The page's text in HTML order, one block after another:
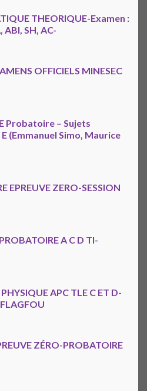
THEORIQUE-Examen :
ABI, SH, AC-
OFFICIELS MINESEC
Probatoire – Sujets
(Emmanuel Simo, Maurice
EPREUVE ZERO-SESSION
A C D TI-
APC TLE C ET D-
ZÉRO-PROBATOIRE